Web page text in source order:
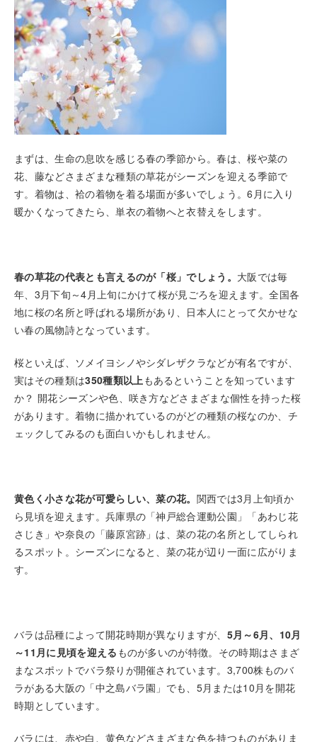
まずは、生命の息吹を感じる春の季節から。春は、桜や菜の
花、藤などさまざまな種類の草花がシーズンを迎える季節で
す。着物は、袷の着物を着る場面が多いでしょう。6月に入り
暖かくなってきたら、単衣の着物へと衣替えをします。
春の草花の代表とも言えるのが「桜」でしょう。 大阪では毎
年、3月下旬～4月上旬にかけて桜が見ごろを迎えます。全国各
地に桜の名所と呼ばれる場所があり、日本人にとって欠かせな
い春の風物詩となっています。
桜といえば、ソメイヨシノやシダレザクラなどが有名ですが、
実はその種類は350種類以上もあるということを知っています
か？ 開花シーズンや色、咲き方などさまざまな個性を持った桜
があります。着物に描かれているのがどの種類の桜なのか、チ
ェックしてみるのも面白いかもしれません。
黄色く小さな花が可愛らしい、菜の花。 関西では3月上旬頃か
ら見頃を迎えます。兵庫県の「神戸総合運動公園」「あわじ花
さじき」や奈良の「藤原宮跡」は、菜の花の名所としてしられ
るスポット。シーズンになると、菜の花が辺り一面に広がりま
す。
バラは品種によって開花時期が異なりますが、 5月～6月、10月
～11月に見頃を迎える ものが多いのが特徴。その時期はさまざ
まなスポットでバラ祭りが開催されています。3,700株ものバ
ラがある大阪の「中之島バラ園」でも、5月または10月を開花
時期としています。
バラには、赤や白、黄色などさまざまな色を持つものがありま